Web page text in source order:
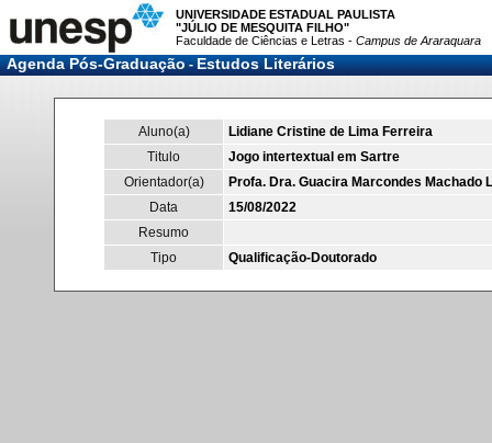
UNIVERSIDADE ESTADUAL PAULISTA
"JÚLIO DE MESQUITA FILHO"
Faculdade de Ciências e Letras - Campus de Araraquara
Agenda Pós-Graduação-Estudos Literários
Aluno(a)
Lidiane Cristine de Lima Ferreira
Titulo
Jogo intertextual em Sartre
Orientador(a)
Profa. Dra. Guacira Marcondes Machado
Data
15/08/2022
Resumo
Tipo
Qualificação-Doutorado